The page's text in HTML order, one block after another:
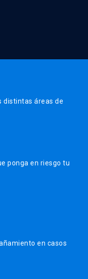
distintas áreas de
ponga en riesgo tu
en casos